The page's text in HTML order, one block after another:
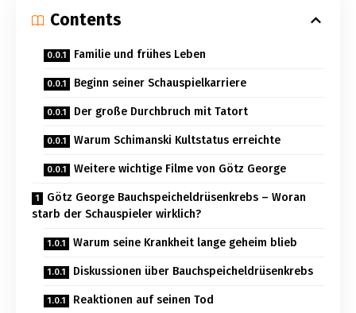
Contents
Familie und frühes Leben
Beginn seiner Schauspielkarriere
Der große Durchbruch mit Tatort
Warum Schimanski Kultstatus erreichte
Weitere wichtige Filme von Götz George
Götz George Bauchspeicheldrüsenkrebs – Woran
starb der Schauspieler wirklich?
Warum seine Krankheit lange geheim blieb
Diskussionen über Bauchspeicheldrüsenkrebs
Reaktionen auf seinen Tod